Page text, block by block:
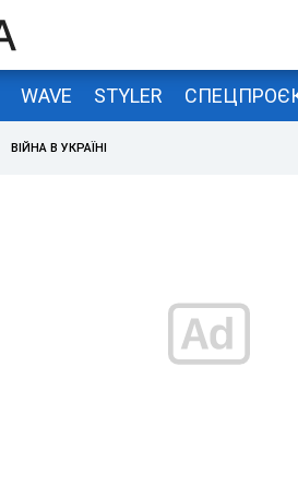
WAVE STYLER
ВІЙНА В УКРАЇНІ